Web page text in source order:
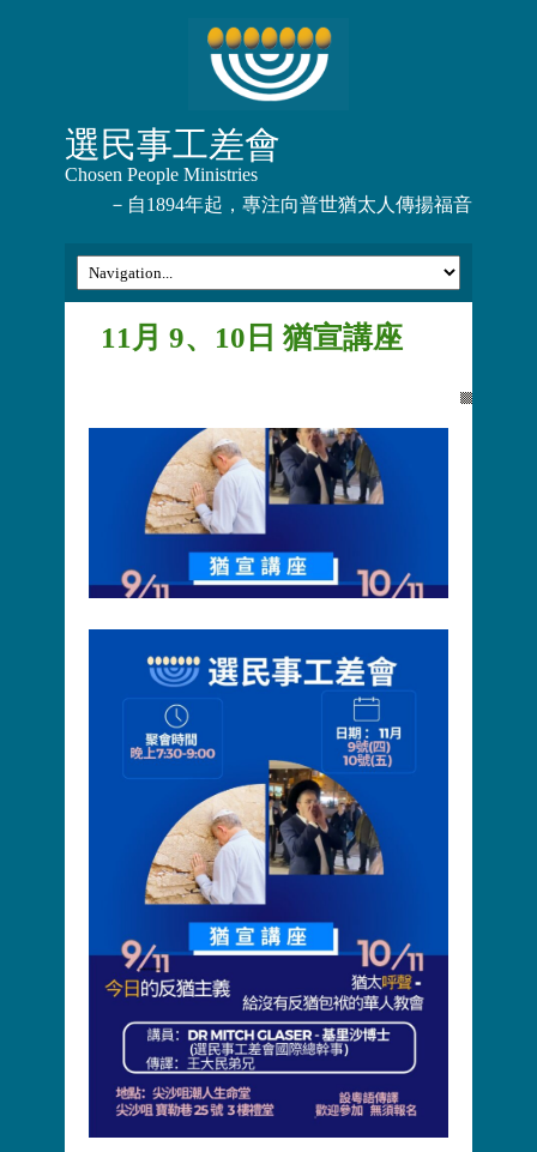
選民事工差會
Chosen People Ministries
－自1894年起，專注向普世猶太人傳揚福音
11月 9、10日 猶宣講座